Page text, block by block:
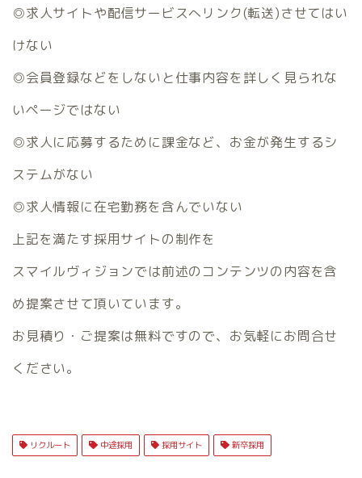
◎求人サイトや配信サービスへリンク(転送)させてはい
けない
◎会員登録などをしないと仕事内容を詳しく見られな
いページではない
◎求人に応募するために課金など、お金が発生するシ
ステムがない
◎求人情報に在宅勤務を含んでいない
上記を満たす採用サイトの制作を
スマイルヴィジョンでは前述のコンテンツの内容を含
め提案させて頂いています。
お見積り・ご提案は無料ですので、お気軽にお問合せ
ください。
リクルート 中途採用 採用サイト 新卒採用